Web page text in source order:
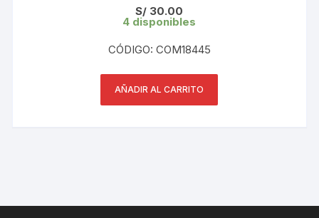
S/ 30.00
4 disponibles
CÓDIGO: COM18445
AÑADIR AL CARRITO